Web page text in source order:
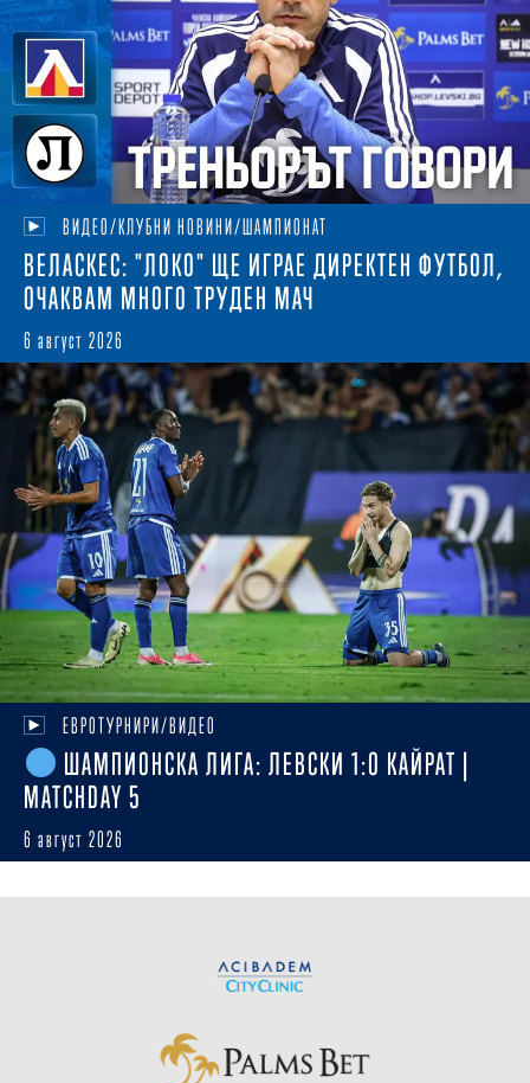
ВИДЕО/КЛУБНИ НОВИНИ/ШАМПИОНАТ
ВЕЛАСКЕС: "ЛОКО" ЩЕ ИГРАЕ ДИРЕКТЕН ФУТБОЛ,
ОЧАКВАМ МНОГО ТРУДЕН МАЧ
6 август 2026
ЕВРОТУРНИРИ/ВИДЕО
ШАМПИОНСКА ЛИГА: ЛЕВСКИ 1:0 КАЙРАТ |
MATCHDAY 5
6 август 2026